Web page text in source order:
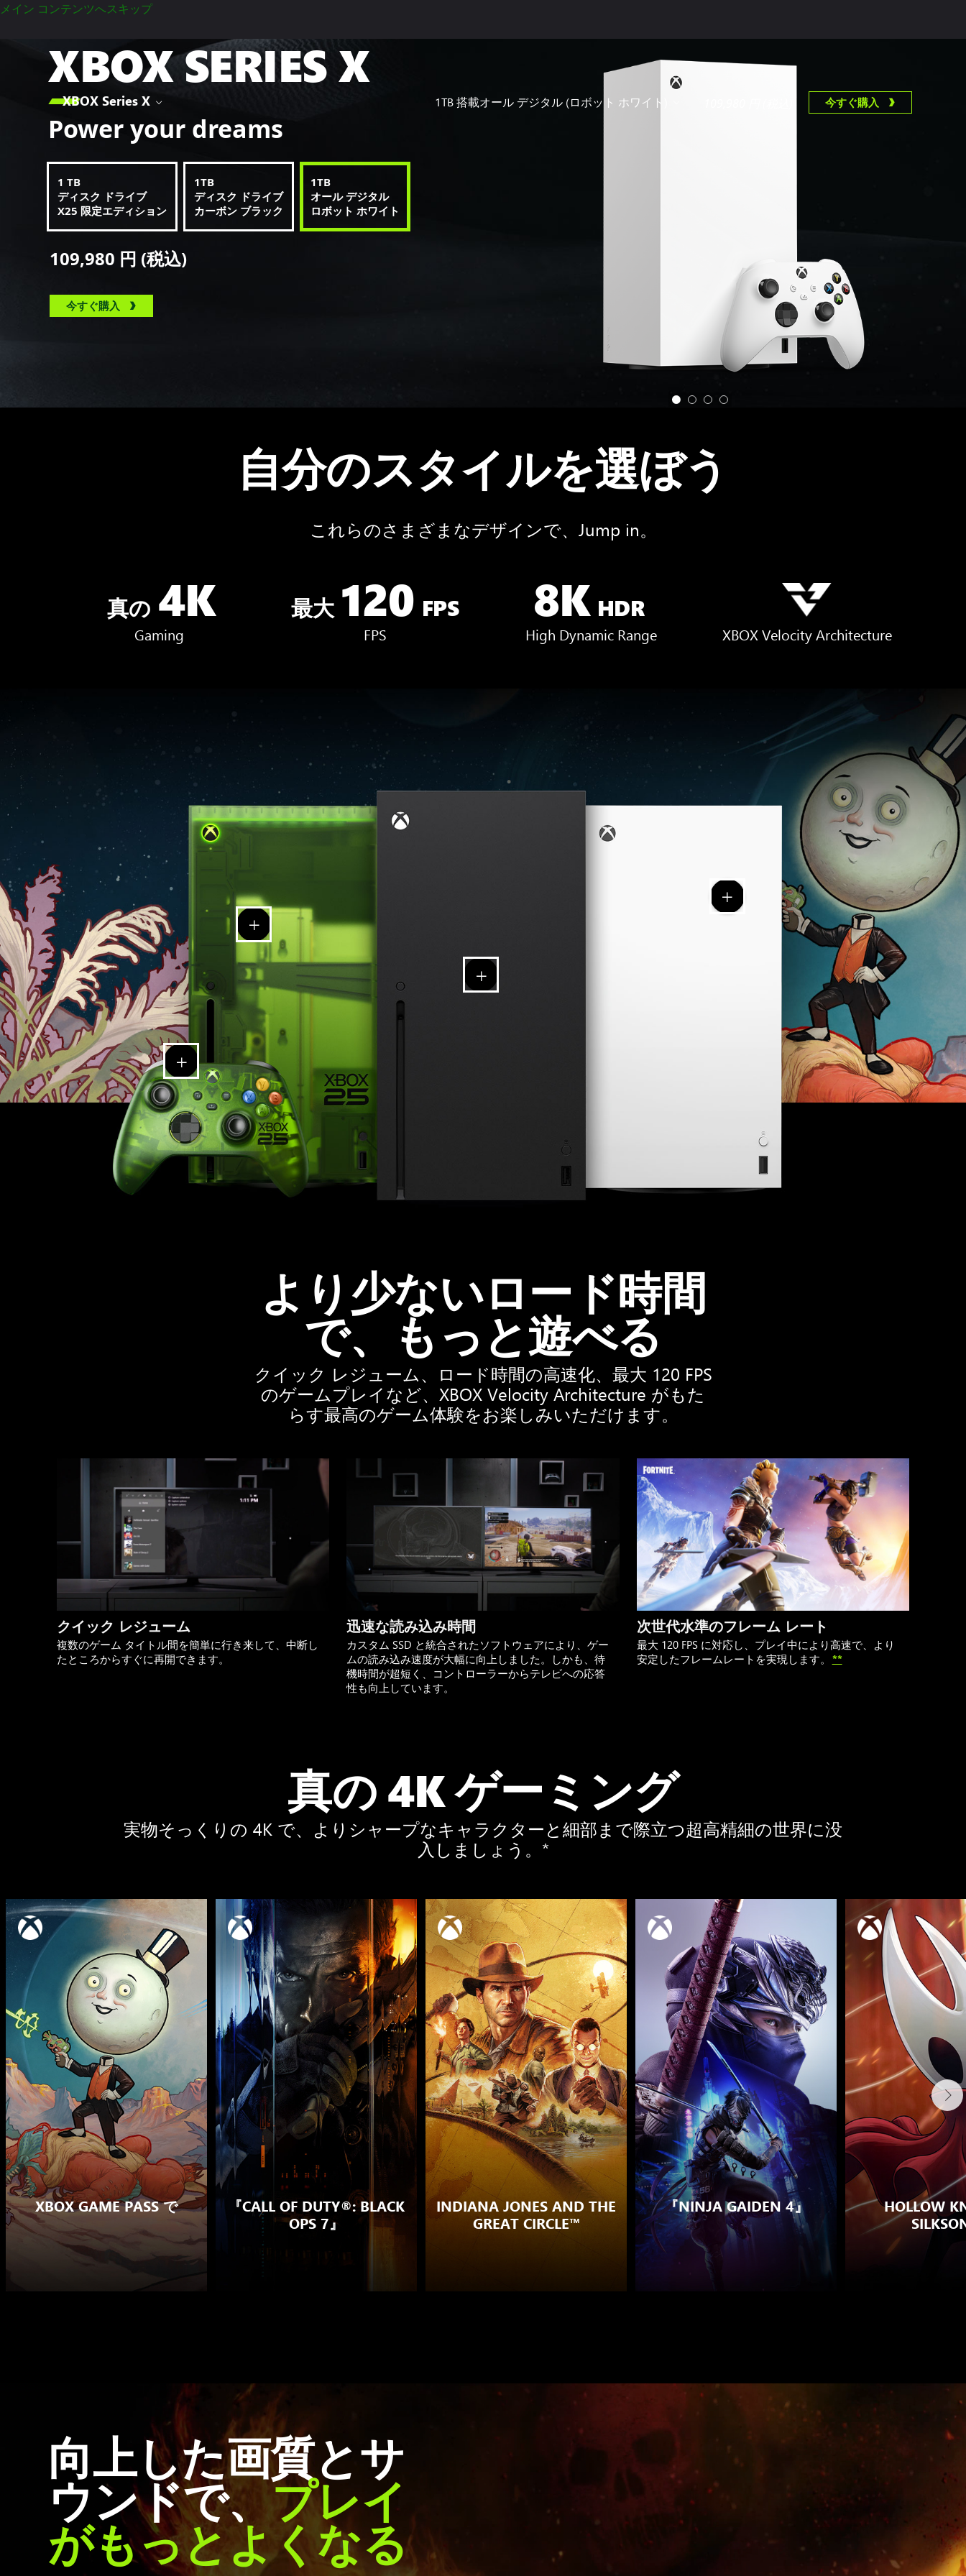
メイン コンテンツへスキップ
XBOX Series X 1TB 搭載オール デジタル (ロボット ホワイト) 今すぐ購入
XBOX SERIES X

Power your dreams
1 TB
ディスク ドライブ
X25 限定エディション
1TB
ディスク ドライブ
カーボン ブラック
1TB
オール デジタル
ロボット ホワイト
109,980 円 (税込)
今すぐ購入
自分のスタイルを選ぼう
これらのさまざまなデザインで、Jump in。
真の 4K
Gaming
最大 120 FPS
FPS
8K HDR
High Dynamic Range XBOX Velocity Architecture
より少ないロード時間
で、もっと遊べる
クイック レジューム、ロード時間の高速化、最大 120 FPS
のゲームプレイなど、XBOX Velocity Architecture がもた
らす最高のゲーム体験をお楽しみいただけます。
クイック レジューム
複数のゲーム タイトル間を簡単に行き来して、中断し
たところからすぐに再開できます。
迅速な読み込み時間
カスタム SSD と統合されたソフトウェアにより、ゲー
ムの読み込み速度が大幅に向上しました。しかも、待
機時間が超短く、コントローラーからテレビへの応答
性も向上しています。
次世代水準のフレーム レート
最大 120 FPS に対応し、プレイ中により高速で、より
安定したフレームレートを実現します。
**
真の 4K ゲーミング
実物そっくりの 4K で、よりシャープなキャラクターと細部まで際立つ超高精細の世界に没
入しましょう。*
XBOX GAME PASS で
『CALL OF DUTY®: BLACK
OPS 7』
INDIANA JONES AND THE
GREAT CIRCLE™
『NINJA GAIDEN 4』
HOLLOW
向上した画質とサ
ウンドで、プレイ
がもっとよくなる